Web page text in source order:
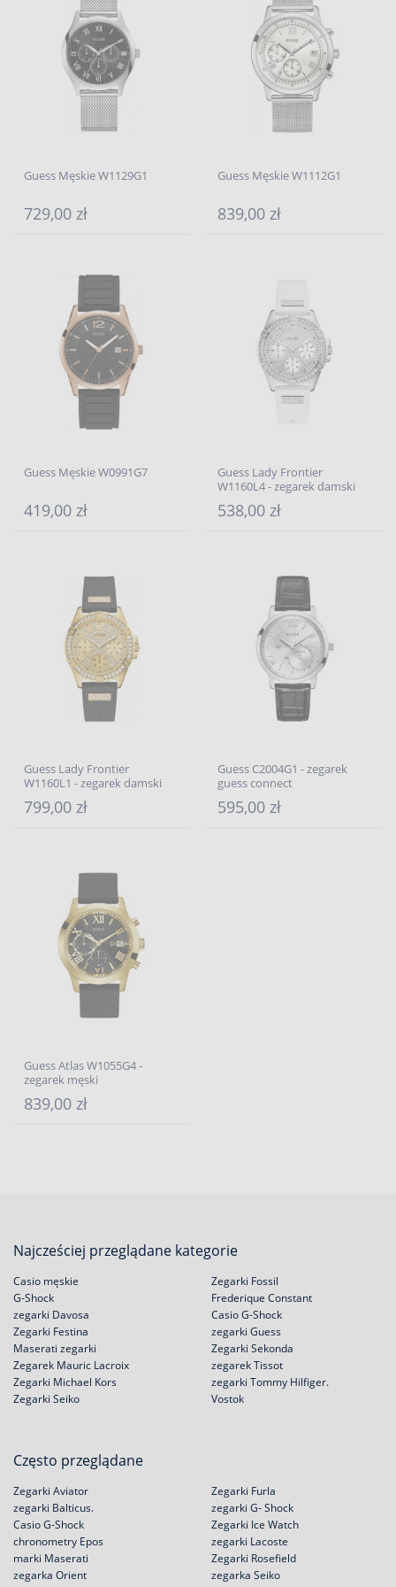
Guess Męskie W1129G1
729,00 zł
Guess Męskie W1112G1
839,00 zł
Guess Męskie W0991G7
419,00 zł
Guess Lady Frontier
W1160L4 - zegarek damski
538,00 zł
Guess Lady Frontier
W1160L1 - zegarek damski
799,00 zł
Guess C2004G1 - zegarek
guess connect
595,00 zł
Guess Atlas W1055G4 -
zegarek męski
839,00 zł
Najcześciej przeglądane kategorie
Casio męskie
G-Shock
zegarki Davosa
Zegarki Festina
Zegarki Fossil
Frederique Constant
Casio G-Shock
zegarki Guess
Maserati zegarki
Zegarek Mauric Lacroix
Zegarki Michael Kors
Zegarki Seiko
Zegarki Sekonda
zegarek Tissot
zegarki Tommy Hilfiger.
Vostok
Często przeglądane
Zegarki Aviator
zegarki Balticus.
Casio G-Shock
chronometry Epos
Zegarki Furla
zegarki G- Shock
Zegarki Ice Watch
zegarki Lacoste
marki Maserati
zegarka Orient
Zegarki Rosefield
zegarka Seiko